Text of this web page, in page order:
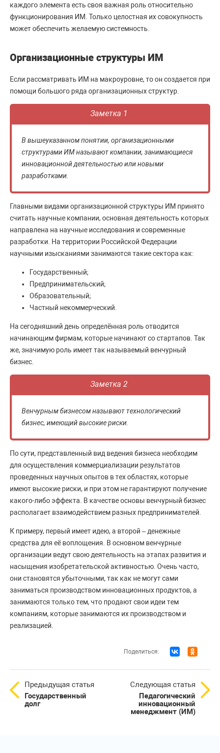
каждого элемента есть своя важная роль относительно
функционирования ИМ. Только целостная их совокупность
может обеспечить желаемую системность.
Организационные структуры ИМ
Если рассматривать ИМ на макроуровне, то он создается при
помощи большого ряда организационных структур.
Заметка 1
В вышеуказанном понятии, организационными
структурами ИМ называют компании, занимающиеся
инновационной деятельностью или новыми
разработками.
Главными видами организационной структуры ИМ принято
считать научные компании, основная деятельность которых
направлена на научные исследования и современные
разработки. На территории Российской Федерации
научными изысканиями занимаются такие сектора как:
Государственный;
Предпринимательский;
Образовательный;
Частный некоммерческий.
На сегодняшний день определённая роль отводится
начинающим фирмам, которые начинают со стартапов. Так
же, значимую роль имеет так называемый венчурный
бизнес.
Заметка 2
Венчурным бизнесом называют технологический
бизнес, имеющий высокие риски.
По сути, представленный вид ведения бизнеса необходим
для осуществления коммерциализации результатов
проведенных научных опытов в тех областях, которые
имеют высокие риски, и при этом не гарантируют получение
какого-либо эффекта. В качестве основы венчурный бизнес
располагает взаимодействием разных предпринимателей.
К примеру, первый имеет идею, а второй – денежные
средства для её воплощения. В основном венчурные
организации ведут свою деятельность на этапах развития и
насыщения изобретательской активностью. Очень часто,
они становятся убыточными, так как не могут сами
заниматься производством инновационных продуктов, а
занимаются только тем, что продают свои идеи тем
компаниям, которые занимаются их производством и
реализацией.
Поделиться:
Предыдущая статья
Государственный
долг
Следующая статья
Педагогический
инновационный
менеджмент (ИМ)